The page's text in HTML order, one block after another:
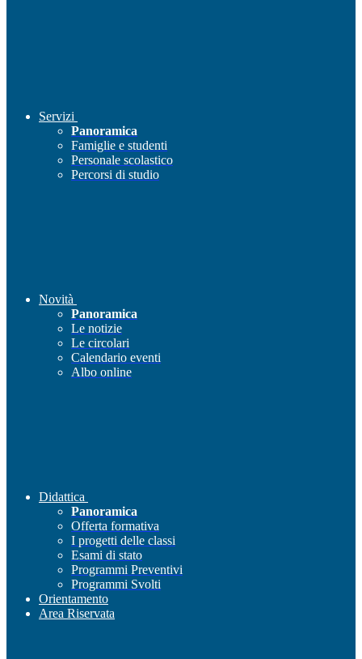
Servizi
Panoramica
Famiglie e studenti
Personale scolastico
Percorsi di studio
Novità
Panoramica
Le notizie
Le circolari
Calendario eventi
Albo online
Didattica
Panoramica
Offerta formativa
I progetti delle classi
Esami di stato
Programmi Preventivi
Programmi Svolti
Orientamento
Area Riservata